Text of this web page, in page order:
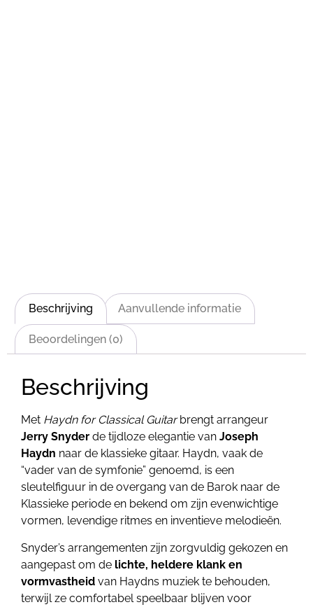
Beschrijving Aanvullende informatie
Beoordelingen (0)
Beschrijving
Met Haydn for Classical Guitarbrengt arrangeur
Jerry Snyder de tijdloze elegantie van Joseph
Haydn naar de klassieke gitaar. Haydn, vaak de
“vader van de symfonie” genoemd, is een
sleutelfiguur in de overgang van de Barok naar de
Klassieke periode en bekend om zijn evenwichtige
vormen, levendige ritmes en inventieve melodieën.
Snyder’s arrangementen zijn zorgvuldig gekozen en
aangepast om de lichte, heldere klank en
vormvastheid van Haydns muziek te behouden,
terwijl ze comfortabel speelbaar blijven voor